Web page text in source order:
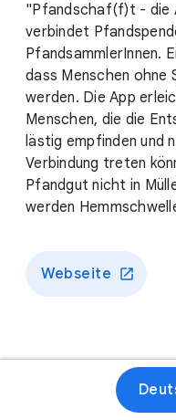
"Pfandschaf(f)t - die
verbindet
PfandsammlerInnen.
dass Menschen ohne
werden. Die App
Menschen, die die
lästig empfinden und
Verbindung treten
Pfandgut nicht in
werden
Webseite